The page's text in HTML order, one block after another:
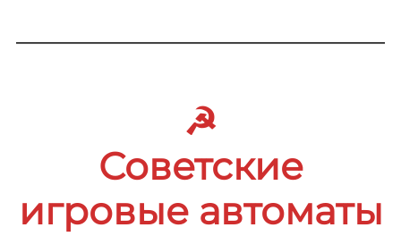
☭
Советские
игровые автоматы